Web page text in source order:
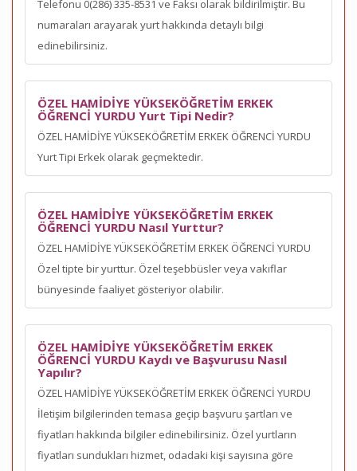
Telefonu 0(286) 335-8531 ve Faksı olarak bildirilmiştir. Bu
numaraları arayarak yurt hakkında detaylı bilgi
edinebilirsiniz.
ÖZEL HAMİDİYE YÜKSEKÖĞRETİM ERKEK
ÖĞRENCİ YURDU Yurt Tipi Nedir?
ÖZEL HAMİDİYE YÜKSEKÖĞRETİM ERKEK ÖĞRENCİ YURDU
Yurt Tipi Erkek olarak geçmektedir.
ÖZEL HAMİDİYE YÜKSEKÖĞRETİM ERKEK
ÖĞRENCİ YURDU Nasıl Yurttur?
ÖZEL HAMİDİYE YÜKSEKÖĞRETİM ERKEK ÖĞRENCİ YURDU
Özel tipte bir yurttur. Özel teşebbüsler veya vakıflar
bünyesinde faaliyet gösteriyor olabilir.
ÖZEL HAMİDİYE YÜKSEKÖĞRETİM ERKEK
ÖĞRENCİ YURDU Kaydı ve Başvurusu Nasıl
Yapılır?
ÖZEL HAMİDİYE YÜKSEKÖĞRETİM ERKEK ÖĞRENCİ YURDU
İletişim bilgilerinden temasa geçip başvuru şartları ve
fiyatları hakkında bilgiler edinebilirsiniz. Özel yurtların
fiyatları sundukları hizmet, odadaki kişi sayısına göre